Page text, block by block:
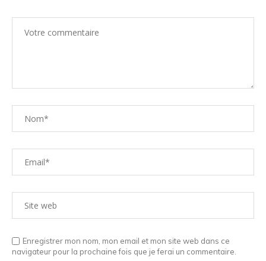
Enregistrer mon nom, mon email et mon site web dans ce
navigateur pour la prochaine fois que je ferai un commentaire.